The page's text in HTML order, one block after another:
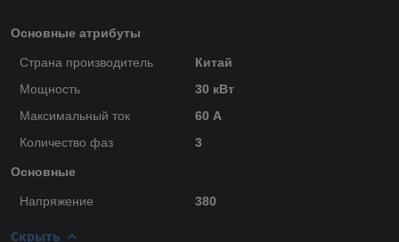
Основные атрибуты
Страна производитель
Китай
Мощность
30 кВт
Максимальный ток
60 А
Количество фаз
3
Основные
Напряжение 380
Скрыть